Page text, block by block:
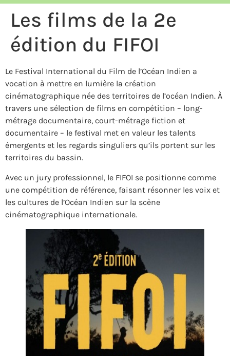
Les films de la 2e
édition du FIFOI
Le Festival International du Film de l’Océan Indien a
vocation à mettre en lumière la création
cinématographique née des territoires de l’océan Indien. À
travers une sélection de films en compétition – long-
métrage documentaire, court-métrage fiction et
documentaire – le festival met en valeur les talents
émergents et les regards singuliers qu’ils portent sur les
territoires du bassin.
Avec un jury professionnel, le FIFOI se positionne comme
une compétition de référence, faisant résonner les voix et
les cultures de l’Océan Indien sur la scène
cinématographique internationale.